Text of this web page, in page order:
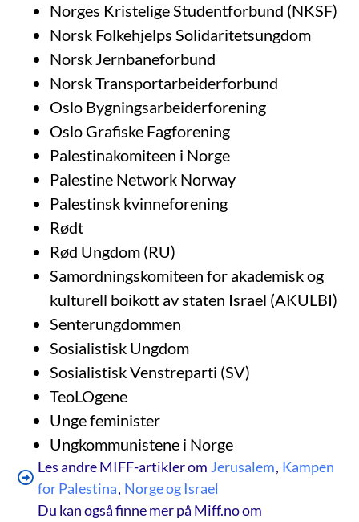
Norges Kristelige Studentforbund (NKSF)
Norsk Folkehjelps Solidaritetsungdom
Norsk Jernbaneforbund
Norsk Transportarbeiderforbund
Oslo Bygningsarbeiderforening
Oslo Grafiske Fagforening
Palestinakomiteen i Norge
Palestine Network Norway
Palestinsk kvinneforening
Rødt
Rød Ungdom (RU)
Samordningskomiteen for akademisk og
kulturell boikott av staten Israel (AKULBI)
Senterungdommen
Sosialistisk Ungdom
Sosialistisk Venstreparti (SV)
TeoLOgene
Unge feminister
Ungkommunistene i Norge
Les andre MIFF-artikler om Jerusalem, Kampen
for Palestina, Norge og Israel
Du kan også finne mer på Miff.no om